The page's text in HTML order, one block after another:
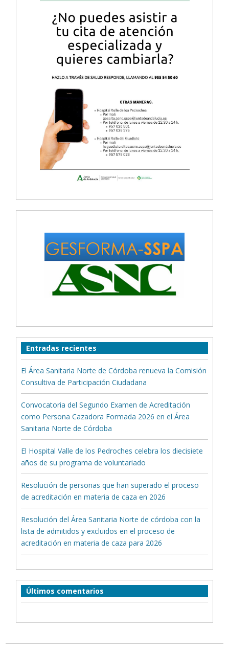
Entradas recientes
El Área Sanitaria Norte de Córdoba renueva la Comisión
Consultiva de Participación Ciudadana
Convocatoria del Segundo Examen de Acreditación
como Persona Cazadora Formada 2026 en el Área
Sanitaria Norte de Córdoba
El Hospital Valle de los Pedroches celebra los diecisiete
años de su programa de voluntariado
Resolución de personas que han superado el proceso
de acreditación en materia de caza en 2026
Resolución del Área Sanitaria Norte de córdoba con la
lista de admitidos y excluidos en el proceso de
acreditación en materia de caza para 2026
Últimos comentarios